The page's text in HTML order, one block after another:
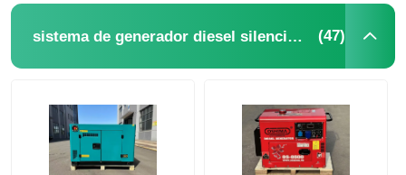
sistema de generador diesel silencioso (47)